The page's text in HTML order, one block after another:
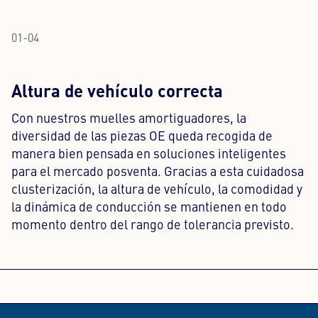
01 -04
Altura de vehículo correcta
Con nuestros muelles amortiguadores, la
diversidad de las piezas OE queda recogida de
manera bien pensada en soluciones inteligentes
para el mercado posventa. Gracias a esta cuidadosa
clusterización, la altura de vehículo, la comodidad y
la dinámica de conducción se mantienen en todo
momento dentro del rango de tolerancia previsto.